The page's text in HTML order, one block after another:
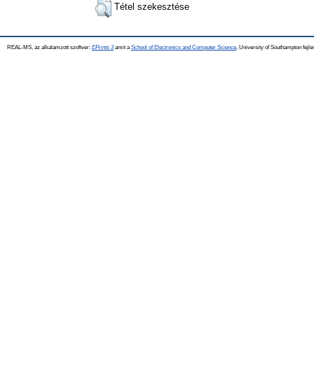
Tétel szekesztése
REAL-MS, az alkalamzott szoftver: EPrints 3amit a School of Electronics and Computer Science , University of Southampton